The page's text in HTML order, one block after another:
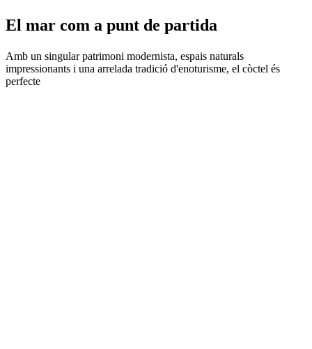
El mar com a punt de partida
Amb un singular patrimoni modernista, espais naturals
impressionants i una arrelada tradició d'enoturisme, el còctel és
perfecte